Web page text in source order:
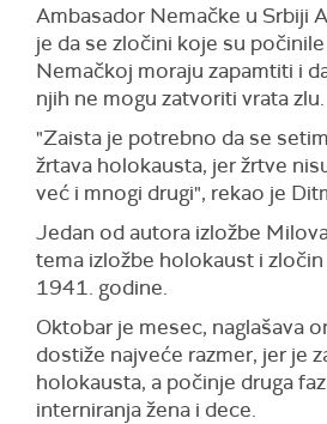
Ambasador Nemačke u Srbiji
je da se zločini koje su
Nemačkoj moraju zapamtiti i
njih ne mogu zatvoriti vrata zlu.
"Zaista je potrebno da se
žrtava holokausta, jer žrtve
već i mnogi drugi", rekao je
Jedan od autora izložbe
tema izložbe holokaust i
1941. godine.
Oktobar je mesec, naglašava
dostiže najveće razmer, jer je
holokausta, a počinje druga
interniranja žena i dece.